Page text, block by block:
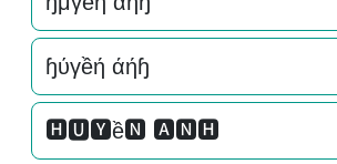
ɧύγềή άήɧ
🅷🆄🆈ề🅽 🅰🅽🅷